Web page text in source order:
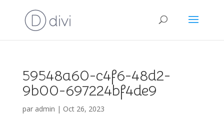
59548a60-c4f6-48d2-
9b00-697224bf4de9
par admin | Oct 26, 2023